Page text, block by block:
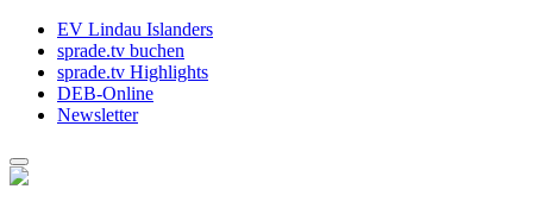
EV Lindau Islanders
sprade.tv buchen
sprade.tv Highlights
DEB-Online
Newsletter